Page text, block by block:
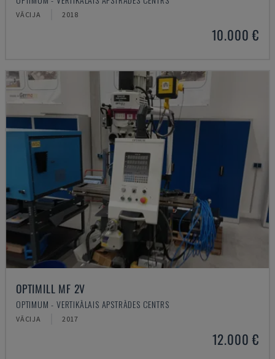
VĀCIJA 2018
10.000 €
OPTIMILL MF 2V
OPTIMUM - VERTIKĀLAIS APSTRĀDES CENTRS
VĀCIJA 2017
12.000 €